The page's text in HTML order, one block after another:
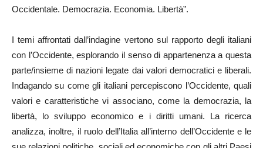
Occidentale. Democrazia. Economia. Libertà”.
I temi affrontati dall’indagine vertono sul rapporto degli italiani
con l’Occidente, esplorando il senso di appartenenza a questa
parte/insieme di nazioni legate dai valori democratici e liberali.
Indagando su come gli italiani percepiscono l’Occidente, quali
valori e caratteristiche vi associano, come la democrazia, la
libertà, lo sviluppo economico e i diritti umani. La ricerca
analizza, inoltre, il ruolo dell’Italia all’interno dell’Occidente e le